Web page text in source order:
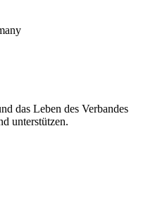
das Leben des Ver­ban­des
unter­stüt­zen.